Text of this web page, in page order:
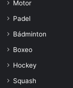
Motor
Padel
Bádminton
Boxeo
Hockey
Squash